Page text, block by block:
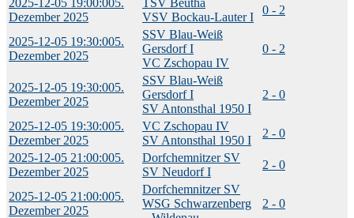
Dezember 2025
VSV Bockau-Lauter I
0 - 2
2025-12-05 19:30:005.
Dezember 2025
SSV Blau-Weiß
Gersdorf I
VC Zschopau IV
0 - 2
2025-12-05 19:30:005.
Dezember 2025
SSV Blau-Weiß
Gersdorf I
SV Antonsthal 1950 I
2 - 0
2025-12-05 19:30:005.
Dezember 2025
VC Zschopau IV
SV Antonsthal 1950 I
2 - 0
2025-12-05 21:00:005.
Dezember 2025
Dorfchemnitzer SV
SV Neudorf I
2 - 0
2025-12-05 21:00:005.
Dezember 2025
Dorfchemnitzer SV
WSG Schwarzenberg
2 - 0